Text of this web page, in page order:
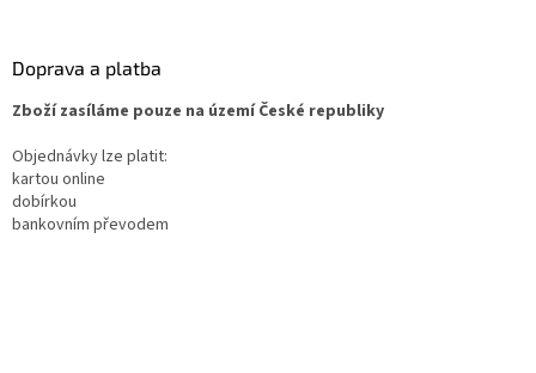
Doprava a platba
Zboží zasíláme pouze na území České republiky
Objednávky lze platit:
kartou online
dobírkou
bankovním převodem